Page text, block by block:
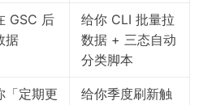
GSC 后
据
给你 CLI 批量拉
数据 + 三态自动
分类脚本
「定期更
给你季度刷新触